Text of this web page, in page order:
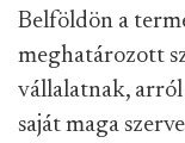
Belföldön a
meghatározott
vállalatnak,
saját maga